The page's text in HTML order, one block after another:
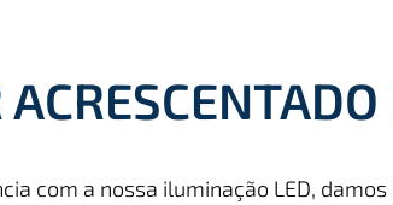
com a nossa iluminação LED,